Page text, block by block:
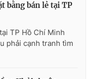
bằng bán lẻ tại TP
TP Hồ Chí Minh
phải cạnh tranh tìm